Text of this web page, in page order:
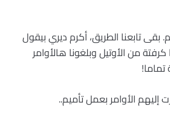
بقى تابعنا الطريق، أكرم ديري بيقول
من الأوتيل وبلغونا هالأوامر
تماما!
الأوامر بعمل تأميم..